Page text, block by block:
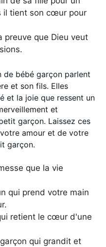
il tient son cœur pour
preuve que Dieu veut
bébé garçon parlent
et son fils. Elles
et la joie que ressent un
et
garçon. Laissez ces
amour et de votre
garçon.
que la vie
qui prend votre main
retient le cœur d'une
qui grandit et